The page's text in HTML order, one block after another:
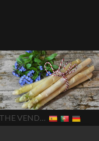
Notre cuisine asperges
asperges-a-la-flamande
asperges-blanches
asperges-pour-le-petit-
déjeuner asperges-
saisonnières asperges-
sauce-crème asperges-
soup carbonara-
végétarienne cuisine
In The Vendee